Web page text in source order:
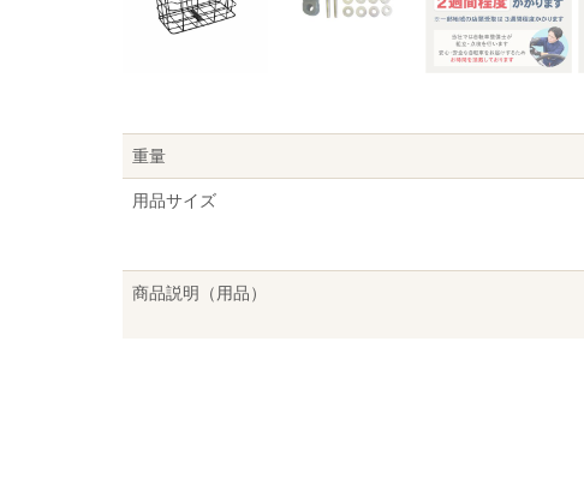
重量
用品サイズ
商品説明（用品）